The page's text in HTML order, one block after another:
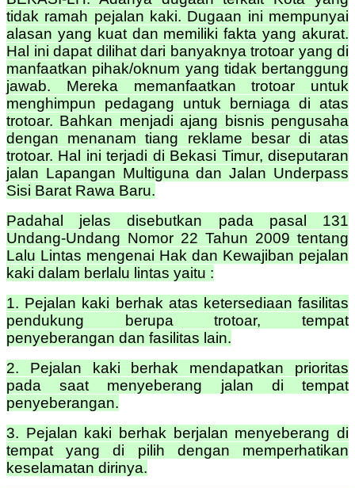
tidak ramah pejalan kaki. Dugaan ini mempunyai
alasan yang kuat dan memiliki fakta yang akurat.
Hal ini dapat dilihat dari banyaknya trotoar yang di
manfaatkan pihak/oknum yang tidak bertanggung
jawab. Mereka memanfaatkan trotoar untuk
menghimpun pedagang untuk berniaga di atas
trotoar. Bahkan menjadi ajang bisnis pengusaha
dengan menanam tiang reklame besar di atas
trotoar. Hal ini terjadi di Bekasi Timur, diseputaran
jalan Lapangan Multiguna dan Jalan Underpass
Sisi Barat Rawa Baru.
Padahal jelas disebutkan pada pasal 131
Undang-Undang Nomor 22 Tahun 2009 tentang
Lalu Lintas mengenai Hak dan Kewajiban pejalan
kaki dalam berlalu lintas yaitu :
1. Pejalan kaki berhak atas ketersediaan fasilitas
pendukung berupa trotoar, tempat
penyeberangan dan fasilitas lain.
2. Pejalan kaki berhak mendapatkan prioritas
pada saat menyeberang jalan di tempat
penyeberangan.
3. Pejalan kaki berhak berjalan menyeberang di
tempat yang di pilih dengan memperhatikan
keselamatan dirinya.